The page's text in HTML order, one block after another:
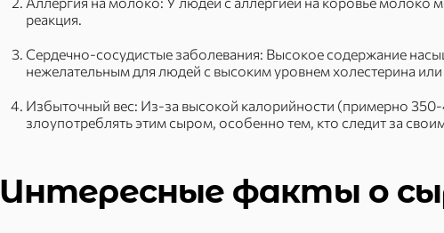
реакция.
Сердечно-сосудистые заболевания: Высокое содержание
нежелательным для людей с высоким уровнем холестерина
Избыточный вес: Из-за высокой калорийности (примерно
злоупотреблять этим сыром, особенно тем, кто следит за
Интересные факты о